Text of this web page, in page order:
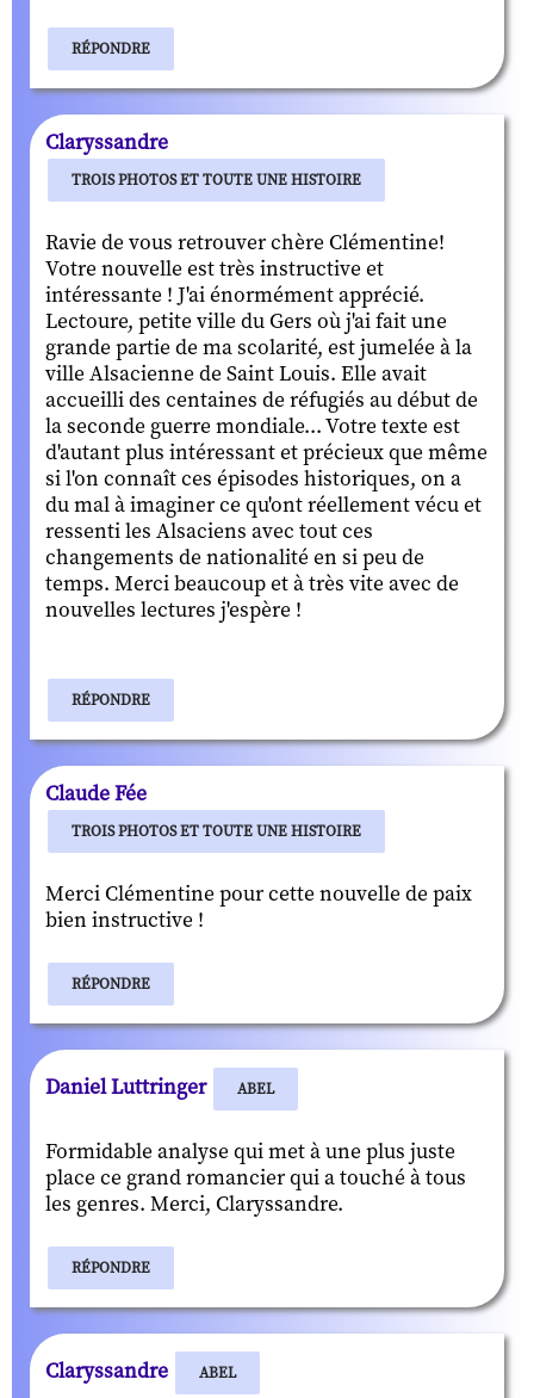
RÉPONDRE
Claryssandre
TROIS PHOTOS ET TOUTE UNE HISTOIRE
Ravie de vous retrouver chère Clémentine!
Votre nouvelle est très instructive et
intéressante ! J'ai énormément apprécié.
Lectoure, petite ville du Gers où j'ai fait une
grande partie de ma scolarité, est jumelée à la
ville Alsacienne de Saint Louis. Elle avait
accueilli des centaines de réfugiés au début de
la seconde guerre mondiale... Votre texte est
d'autant plus intéressant et précieux que même
si l'on connaît ces épisodes historiques, on a
du mal à imaginer ce qu'ont réellement vécu et
ressenti les Alsaciens avec tout ces
changements de nationalité en si peu de
temps. Merci beaucoup et à très vite avec de
nouvelles lectures j'espère !
RÉPONDRE
Claude Fée
TROIS PHOTOS ET TOUTE UNE HISTOIRE
Merci Clémentine pour cette nouvelle de paix
bien instructive !
RÉPONDRE
Daniel Luttringer ABEL
Formidable analyse qui met à une plus juste
place ce grand romancier qui a touché à tous
les genres. Merci, Claryssandre.
RÉPONDRE
Claryssandre ABEL